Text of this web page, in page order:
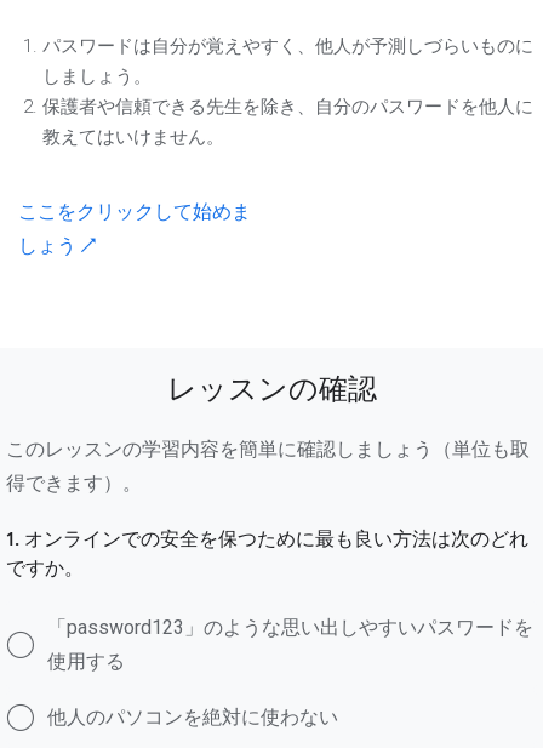
パスワードは自分が覚えやすく、他人が予測しづらいものに
しましょう。
保護者や信頼できる先生を除き、自分のパスワードを他人に
教えてはいけません。
ここをクリックして始めま
しょう ↗
レッスンの確認
このレッスンの学習内容を簡単に確認しましょう（単位も取
得できます）。
1. オンラインでの安全を保つために最も良い方法は次のどれ
ですか。
「password123」のような思い出しやすいパスワードを
使用する
他人のパソコンを絶対に使わない